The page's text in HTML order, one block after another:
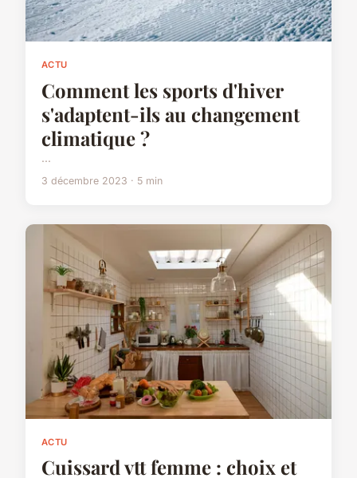
ACTU
Comment les sports d'hiver
s'adaptent-ils au changement
climatique ?
...
3 décembre 2023 · 5 min
ACTU
Cuissard vtt femme : choix et